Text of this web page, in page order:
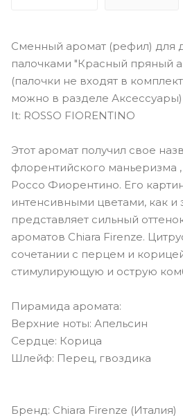
Сменный аромат (рефил) для
палочками "Красный пряный
(палочки не входят в
можно в разделе Аксессуары)
It: ROSSO FIORENTINO
Этот аромат получил свое
флорентийского маньеризма
Россо Фиорентино. Его
интенсивными цветами, как и
представляет сильный
ароматов Chiara Firenze.
сочетании с перцем и
стимулирующую и острую
Пирамида аромата:
Верхние ноты: Апельсин
Сердце: Корица
Шлейф: Перец, гвоздика
Бренд: Chiara Firenze (Италия)